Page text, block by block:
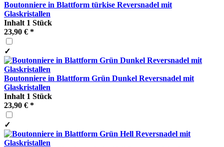
Boutonniere in Blattform türkise Reversnadel mit
Glaskristallen
Inhalt 1 Stück
23,90 € *
✓
Boutonniere in Blattform Grün Dunkel Reversnadel mit
Glaskristallen
Inhalt 1 Stück
23,90 € *
✓